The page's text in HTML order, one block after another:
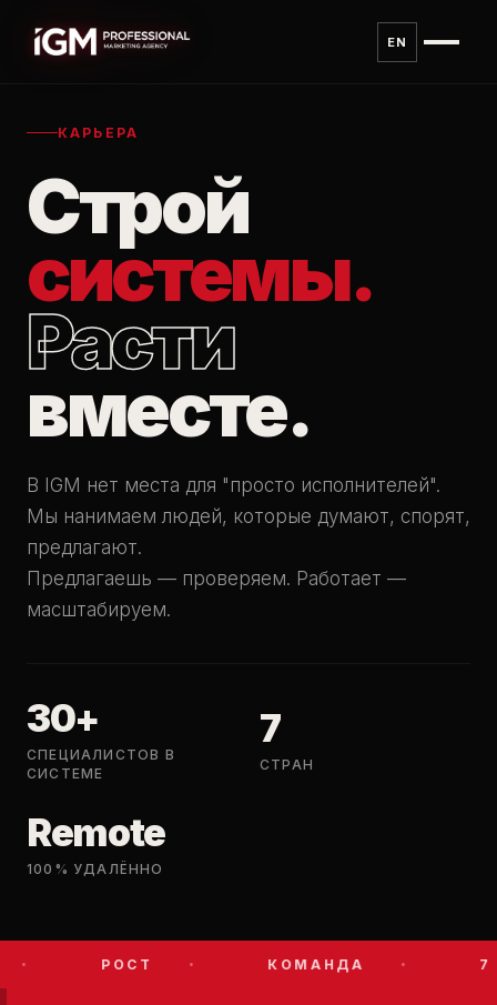
EN
КАРЬЕРА
Строй
системы.
Расти
вместе.
В IGM нет места для "просто исполнителей".
Мы нанимаем людей, которые думают, спорят,
предлагают.
Предлагаешь — проверяем. Работает —
масштабируем.
30+
СПЕЦИАЛИСТОВ В
СИСТЕМЕ
7
СТРАН
Remote
100% УДАЛЁННО
РОСТ КОМАНДА 7